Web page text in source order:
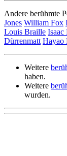
Andere berühmte
Jones William Fox
Louis Braille Isaac
Dürrenmatt Hayao
Weitere
haben.
Weitere
wurden.